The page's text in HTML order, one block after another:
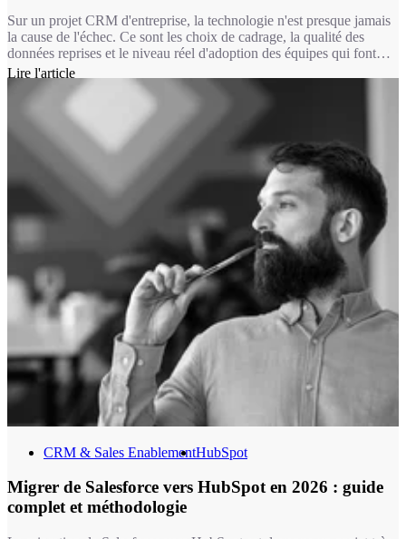
Sur un projet CRM d'entreprise, la technologie n'est presque jamais
la cause de l'échec. Ce sont les choix de cadrage, la qualité des
données reprises et le niveau réel d'adoption des équipes qui font
qu'un déploiement tient ou s'effondre douze mois après le go-live. Et
ces dimensions ne dépendent pas de l'éditeur : elles dépendent de
Lire l'article
CRM & Sales EnablementHubSpot
Migrer de Salesforce vers HubSpot en 2026 : guide
complet et méthodologie